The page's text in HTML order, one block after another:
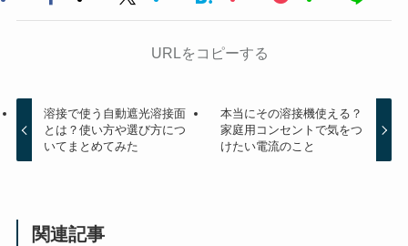
URLをコピーする
溶接で使う自動遮光溶接面
とは？使い方や選び方につ
いてまとめてみた
本当にその溶接機使える？
家庭用コンセントで気をつ
けたい電流のこと
関連記事